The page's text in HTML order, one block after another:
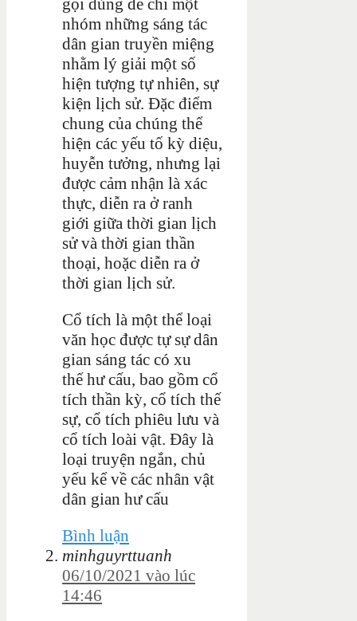
nhóm những sáng tác
dân gian truyền miệng
nhằm lý giải một số
hiện tượng tự nhiên, sự
kiện lịch sử. Đặc điểm
chung của chúng thể
hiện các yếu tố kỳ diệu,
huyễn tưởng, nhưng lại
được cảm nhận là xác
thực, diễn ra ở ranh
giới giữa thời gian lịch
sử và thời gian thần
thoại, hoặc diễn ra ở
thời gian lịch sử.
Cổ tích là một thể loại
văn học được tự sự dân
gian sáng tác có xu
thế hư cấu, bao gồm cổ
tích thần kỳ, cổ tích thế
sự, cổ tích phiêu lưu và
cổ tích loài vật. Đây là
loại truyện ngắn, chủ
yếu kể về các nhân vật
dân gian hư cấu
Bình luận
minhguyrttuanh
06/10/2021 vào lúc
14:46